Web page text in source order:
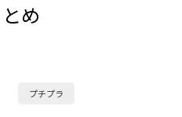
め
プチプラ